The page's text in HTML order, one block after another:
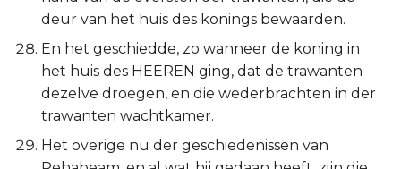
deur van het huis des konings bewaarden.
En het geschiedde, zo wanneer de koning in
het huis des HEEREN ging, dat de trawanten
dezelve droegen, en die wederbrachten in der
trawanten wachtkamer.
Het overige nu der geschiedenissen van